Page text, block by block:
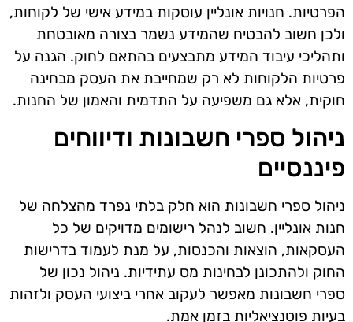
הפרטיות. חנויות אונליין עוסקות במידע אישי של לקוחות,
ולכן חשוב להבטיח שהמידע נשמר בצורה מאובטחת
ותהליכי עיבוד המידע מתבצעים בהתאם לחוק. הגנה על
פרטיות הלקוחות לא רק שמחייבת את העסק מבחינה
חוקית, אלא גם משפיעה על התדמית והאמון של החנות.
ניהול ספרי חשבונות ודיווחים
פיננסיים
ניהול ספרי חשבונות הוא חלק בלתי נפרד מהצלחה של
חנות אונליין. חשוב לנהל רישומים מדויקים של כל
העסקאות, הוצאות והכנסות, על מנת לעמוד בדרישות
החוק ולהתכונן לבחינות מס עתידיות. ניהול נכון של
ספרי חשבונות מאפשר לעקוב אחרי ביצועי העסק ולזהות
בעיות פוטנציאליות בזמן אמת.